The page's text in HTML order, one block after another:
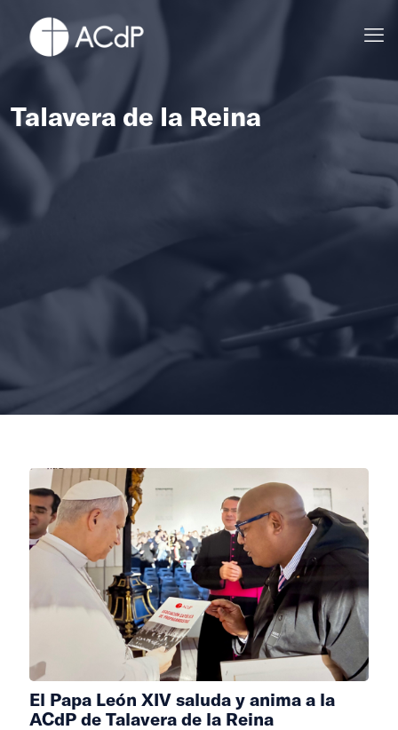
Talavera de la Reina
El Papa León XIV saluda y anima a la
ACdP de Talavera de la Reina